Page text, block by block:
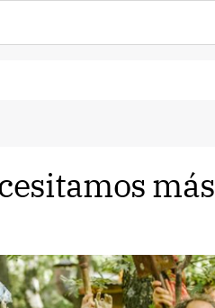
más